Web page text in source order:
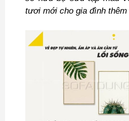
tươi mới cho gia đình thêm